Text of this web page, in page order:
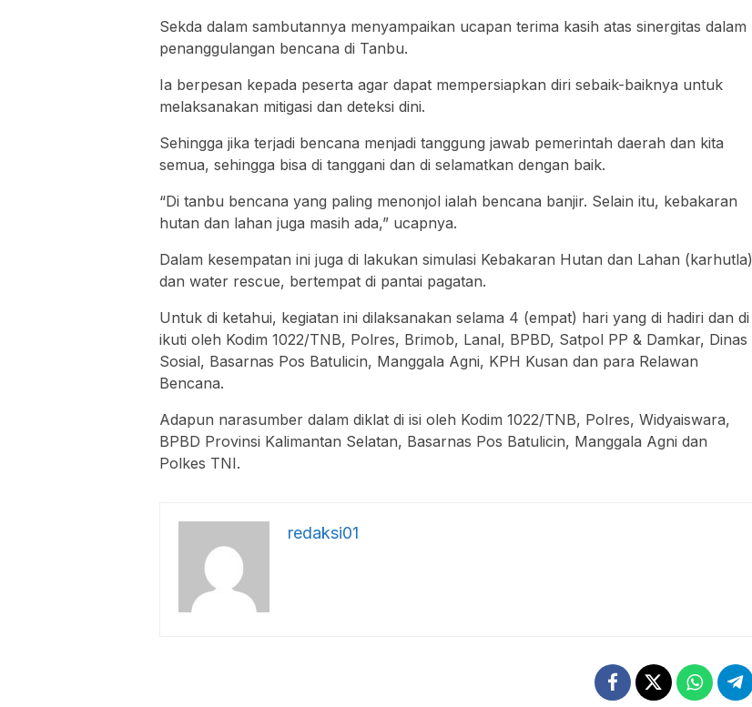
Sekda dalam sambutannya menyampaikan ucapan terima kasih atas sinergitas dalam
penanggulangan bencana di Tanbu.
Ia berpesan kepada peserta agar dapat mempersiapkan diri sebaik-baiknya untuk
melaksanakan mitigasi dan deteksi dini.
Sehingga jika terjadi bencana menjadi tanggung jawab pemerintah daerah dan kita
semua, sehingga bisa di tanggani dan di selamatkan dengan baik.
“Di tanbu bencana yang paling menonjol ialah bencana banjir. Selain itu, kebakaran
hutan dan lahan juga masih ada,” ucapnya.
Dalam kesempatan ini juga di lakukan simulasi Kebakaran Hutan dan Lahan (karhutla)
dan water rescue, bertempat di pantai pagatan.
Untuk di ketahui, kegiatan ini dilaksanakan selama 4 (empat) hari yang di hadiri dan di
ikuti oleh Kodim 1022/TNB, Polres, Brimob, Lanal, BPBD, Satpol PP & Damkar, Dinas
Sosial, Basarnas Pos Batulicin, Manggala Agni, KPH Kusan dan para Relawan
Bencana.
Adapun narasumber dalam diklat di isi oleh Kodim 1022/TNB, Polres, Widyaiswara,
BPBD Provinsi Kalimantan Selatan, Basarnas Pos Batulicin, Manggala Agni dan
Polkes TNI.
redaksi01